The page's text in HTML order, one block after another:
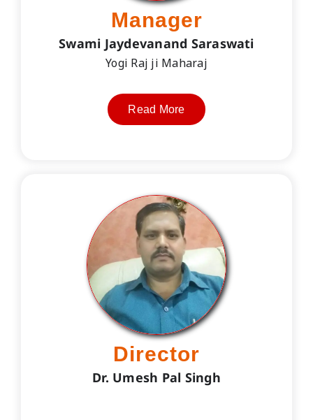
Manager
Swami Jaydevanand Saraswati
Yogi Raj ji Maharaj
Read More
Director
Dr. Umesh Pal Singh